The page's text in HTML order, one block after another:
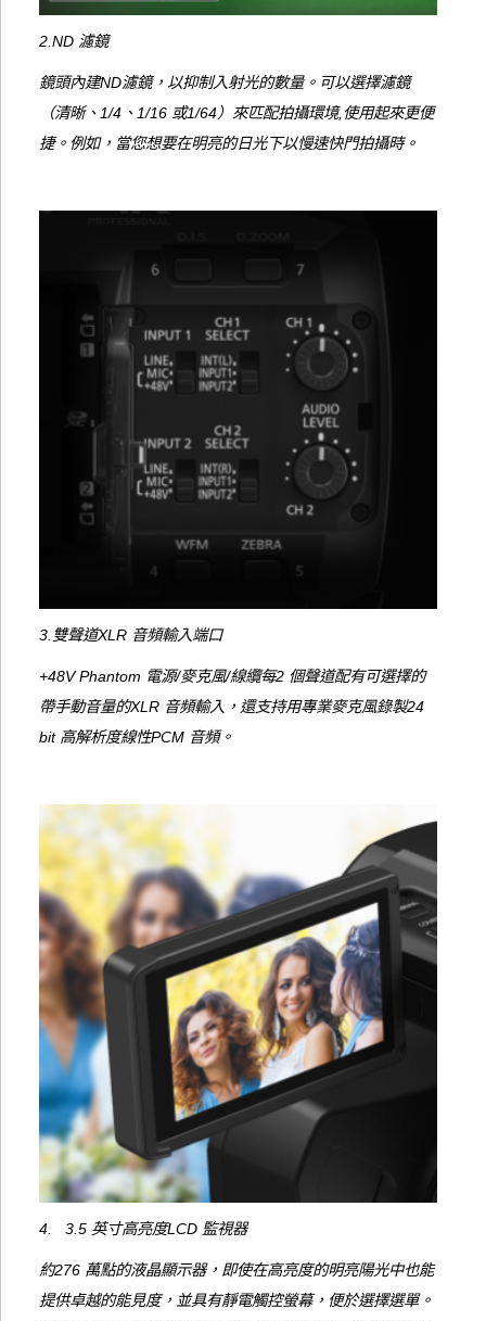
2.ND 濾鏡
鏡頭內建ND濾鏡，以抑制入射光的數量。可以選擇濾鏡
（清晰、1/4、1/16 或1/64）來匹配拍攝環境,使用起來更便
捷。例如，當您想要在明亮的日光下以慢速快門拍攝時。
3.雙聲道XLR 音頻輸入端口
+48V Phantom 電源/麥克風/線纜每2 個聲道配有可選擇的
帶手動音量的XLR 音頻輸入，還支持用專業麥克風錄製24
bit 高解析度線性PCM 音頻。
4. 3.5 英寸高亮度LCD 監視器
約276 萬點的液晶顯示器，即使在高亮度的明亮陽光中也能
提供卓越的能見度，並具有靜電觸控螢幕，便於選擇選單。